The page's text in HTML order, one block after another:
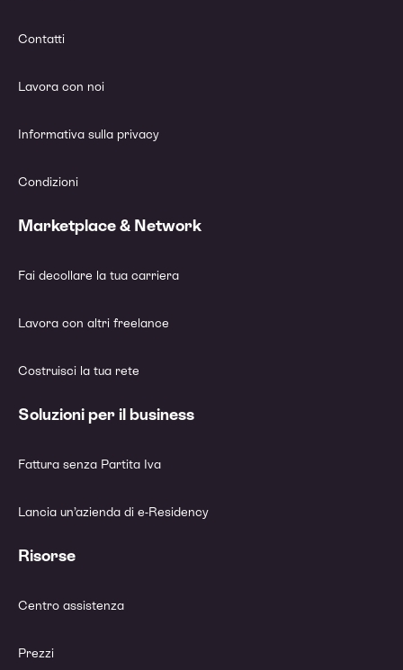
Contatti
Lavora con noi
Informativa sulla privacy
Condizioni
Marketplace & Network
Fai decollare la tua carriera
Lavora con altri freelance
Costruisci la tua rete
Soluzioni per il business
Fattura senza Partita Iva
Lancia un’azienda di e-Residency
Risorse
Centro assistenza
Prezzi